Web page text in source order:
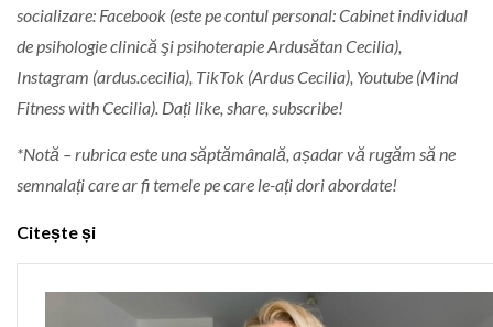
socializare: Facebook (este pe contul personal: Cabinet individual
de psihologie clinică şi psihoterapie Ardusătan Cecilia),
Instagram (ardus.cecilia), TikTok (Ardus Cecilia), Youtube (Mind
Fitness with Cecilia). Dați like, share, subscribe!
*Notă – rubrica este una săptămânală, așadar vă rugăm să ne
semnalați care ar fi temele pe care le-ați dori abordate!
Citește și